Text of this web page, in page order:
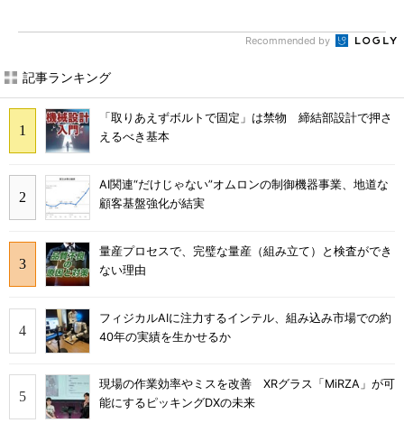
Recommended by
記事ランキング
「取りあえずボルトで固定」は禁物 締結部設計で押さ
えるべき基本
AI関連“だけじゃない”オムロンの制御機器事業、地道な
顧客基盤強化が結実
量産プロセスで、完璧な量産（組み立て）と検査ができ
ない理由
フィジカルAIに注力するインテル、組み込み市場での約
40年の実績を生かせるか
現場の作業効率やミスを改善 XRグラス「MiRZA」が可
能にするピッキングDXの未来